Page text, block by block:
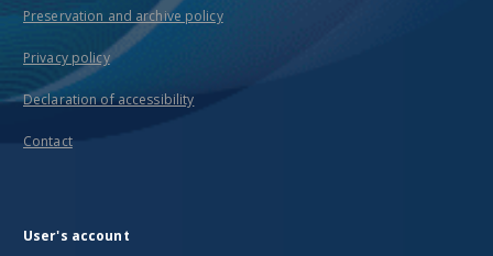
Preservation and archive policy
Privacy policy
Declaration of accessibility
Contact
User's account